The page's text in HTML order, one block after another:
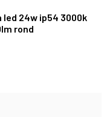
led 24w ip54 3000k
rond